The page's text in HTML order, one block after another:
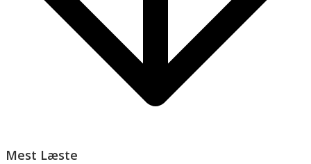
Mest Læste